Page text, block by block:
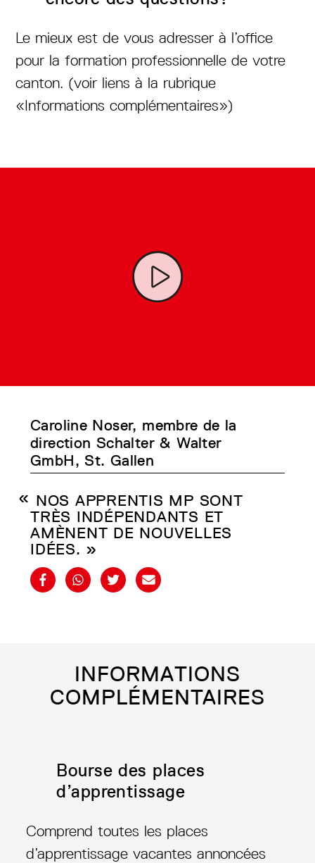
Le mieux est de vous adresser à l’office
pour la formation professionnelle de votre
canton. (voir liens à la rubrique
«Informations complémentaires»)
Caroline Noser, membre de la
direction Schalter & Walter
GmbH, St. Gallen
NOS APPRENTIS MP SONT
TRÈS INDÉPENDANTS ET
AMÈNENT DE NOUVELLES
IDÉES. »
INFORMATIONS
COMPLÉMENTAIRES
Bourse des places
d’apprentissage
Comprend toutes les places
d’apprentissage vacantes annoncées